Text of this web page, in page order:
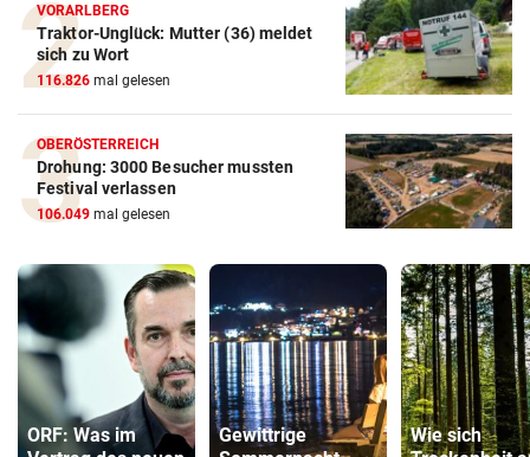
VORARLBERG
Traktor-Unglück: Mutter (36) meldet
sich zu Wort
116.826 mal gelesen
OBERÖSTERREICH
Drohung: 3000 Besucher mussten
Festival verlassen
106.049 mal gelesen
ORF: Was im
Gewittrige
Wie sich